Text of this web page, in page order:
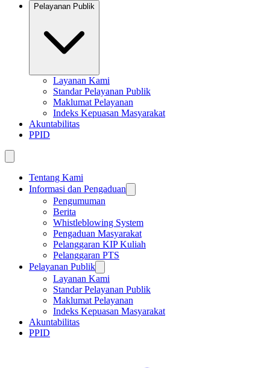
Pelayanan Publik
Layanan Kami
Standar Pelayanan Publik
Maklumat Pelayanan
Indeks Kepuasan Masyarakat
Akuntabilitas
PPID
Tentang Kami
Informasi dan Pengaduan
Pengumuman
Berita
Whistleblowing System
Pengaduan Masyarakat
Pelanggaran KIP Kuliah
Pelanggaran PTS
Pelayanan Publik
Layanan Kami
Standar Pelayanan Publik
Maklumat Pelayanan
Indeks Kepuasan Masyarakat
Akuntabilitas
PPID